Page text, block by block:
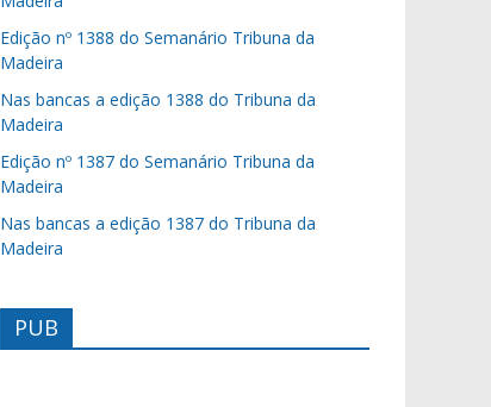
Edição nº 1388 do Semanário Tribuna da
Madeira
Nas bancas a edição 1388 do Tribuna da
Madeira
Edição nº 1387 do Semanário Tribuna da
Madeira
Nas bancas a edição 1387 do Tribuna da
Madeira
PUB